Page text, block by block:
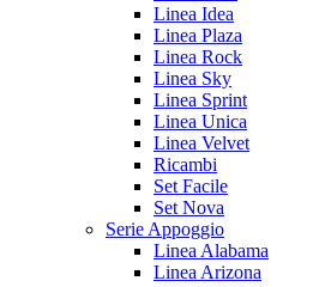
Linea Idea
Linea Plaza
Linea Rock
Linea Sky
Linea Sprint
Linea Unica
Linea Velvet
Ricambi
Set Facile
Set Nova
Serie Appoggio
Linea Alabama
Linea Arizona